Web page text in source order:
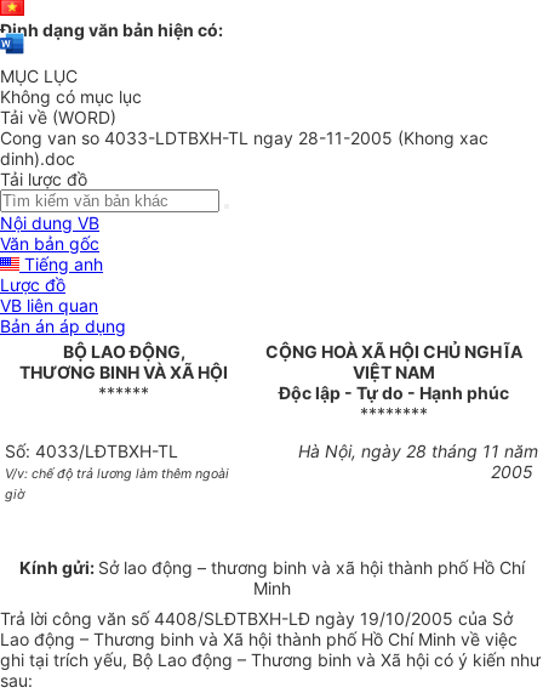
Định dạng văn bản hiện có:
MỤC LỤC
Không có mục lục
Tải về (WORD)
Cong van so 4033-LDTBXH-TL ngay 28-11-2005 (Khong xac
dinh).doc
Tải lược đồ
Nội dung VB
Văn bản gốc
Tiếng anh
Lược đồ
VB liên quan
Bản án áp dụng
BỘ LAO ĐỘNG,
THƯƠNG BINH VÀ XÃ HỘI
******
CỘNG HOÀ XÃ HỘI CHỦ NGHĨA
VIỆT NAM
Độc lập - Tự do - Hạnh phúc
********
Số: 4033/LĐTBXH-TL
V/v: chế độ trả lương làm thêm ngoài
giờ
Hà Nội, ngày 28 tháng 11 năm
2005
Kính gửi: Sở lao động – thương binh và xã hội thành phố Hồ Chí
Minh
Trả lời công văn số 4408/SLĐTBXH-LĐ ngày 19/10/2005 của Sở
Lao động – Thương binh và Xã hội thành phố Hồ Chí Minh về việc
ghi tại trích yếu, Bộ Lao động – Thương binh và Xã hội có ý kiến như
sau: